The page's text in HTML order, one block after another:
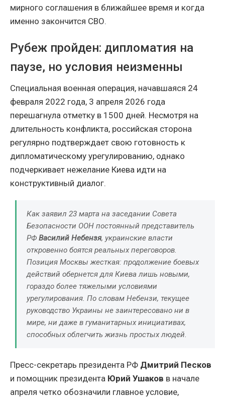
мирного соглашения в ближайшее время и когда
именно закончится СВО.
Рубеж пройден: дипломатия на
паузе, но условия неизменны
Специальная военная операция, начавшаяся 24
февраля 2022 года, 3 апреля 2026 года
перешагнула отметку в 1500 дней. Несмотря на
длительность конфликта, российская сторона
регулярно подтверждает свою готовность к
дипломатическому урегулированию, однако
подчеркивает нежелание Киева идти на
конструктивный диалог.
Как заявил 23 марта на заседании Совета
Безопасности ООН постоянный представитель
РФ Василий Небензя, украинские власти
откровенно боятся реальных переговоров.
Позиция Москвы жесткая: продолжение боевых
действий обернется для Киева лишь новыми,
гораздо более тяжелыми условиями
урегулирования. По словам Небензи, текущее
руководство Украины не заинтересовано ни в
мире, ни даже в гуманитарных инициативах,
способных облегчить жизнь простых людей.
Пресс-секретарь президента РФ Дмитрий Песков
и помощник президента Юрий Ушаков в начале
апреля четко обозначили главное условие,